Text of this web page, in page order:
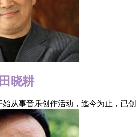
晓耕
始从事音乐创作活动，迄今为止，已